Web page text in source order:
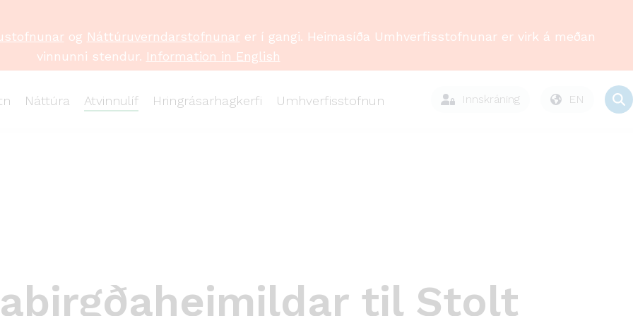
Náttúra Atvinnulíf Hringrásarhagkerfi Umhverfisstofnun Innskráning EN
og Náttúruverndarstofnunarer í gangi. Heimasíða Umhverfisstofnunar er virk á meðan
vinnunni stendur. Information in English
til Stolt